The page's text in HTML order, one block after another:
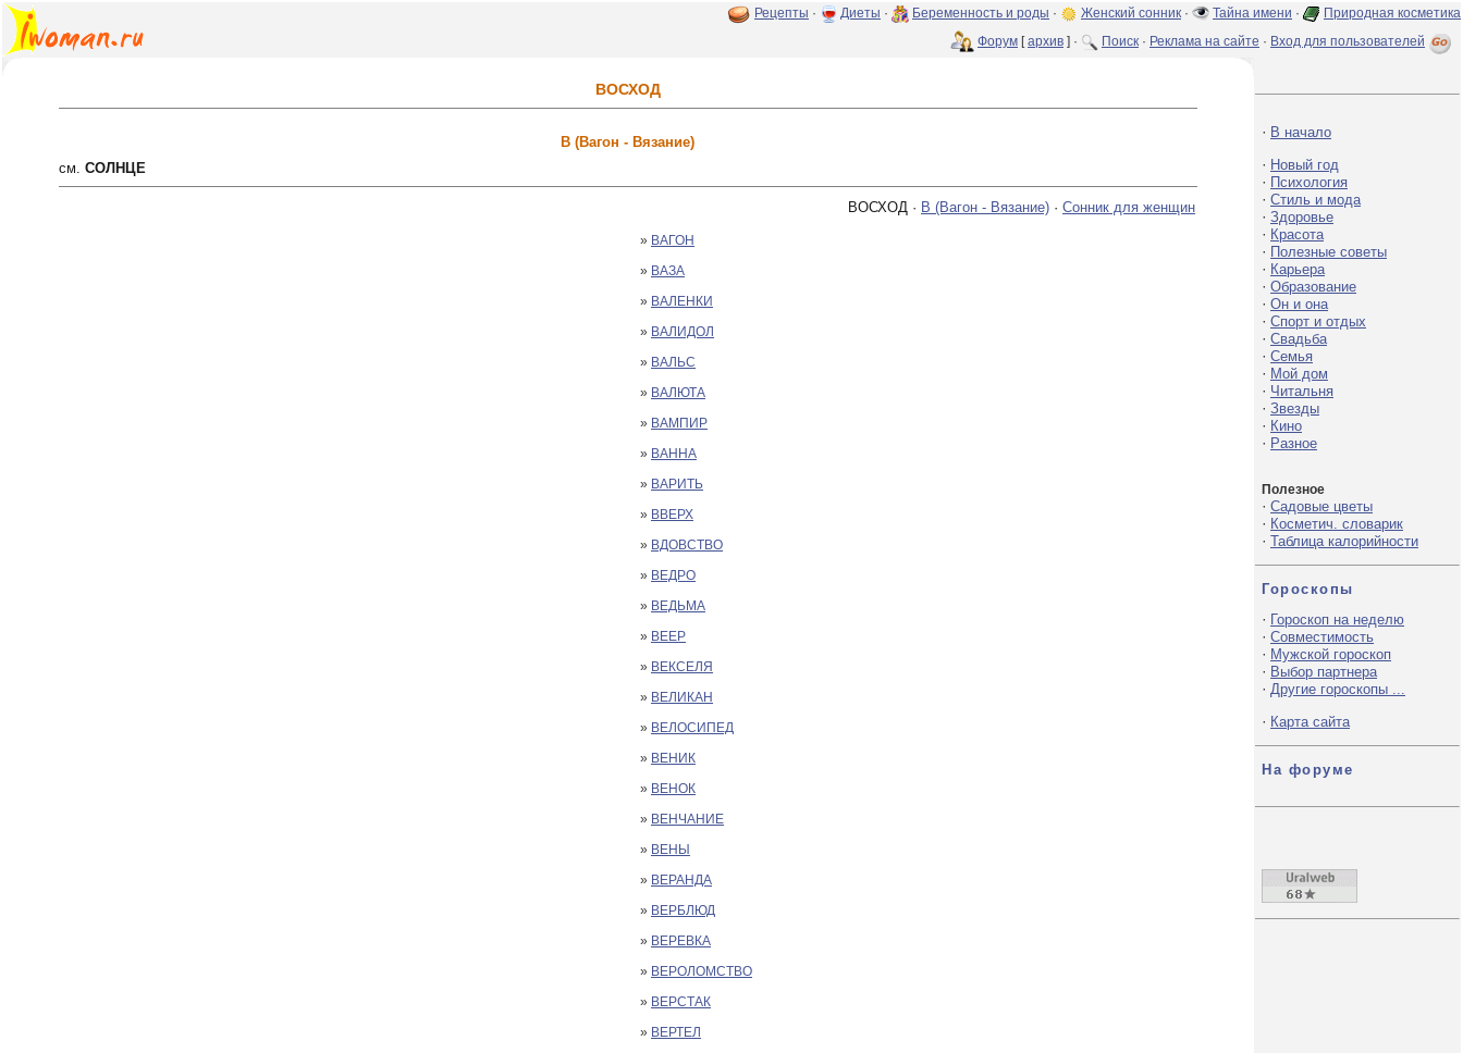
Рецепты · Диеты · Беременность и роды · Женский сонник · Тайна имени ·
Природная косметика
Форум [архив ] · Поиск · Реклама на сайте · Вход для пользователей
ВОСХОД
В (Вагон - Вязание)
см. СОЛНЦЕ
ВОСХОД · В (Вагон - Вязание) · Сонник для женщин
» ВАГОН
» ВАЗА
» ВАЛЕНКИ
» ВАЛИДОЛ
» ВАЛЬС
» ВАЛЮТА
» ВАМПИР
» ВАННА
» ВАРИТЬ
» ВВЕРХ
» ВДОВСТВО
» ВЕДРО
» ВЕДЬМА
» ВЕЕР
» ВЕКСЕЛЯ
» ВЕЛИКАН
» ВЕЛОСИПЕД
» ВЕНИК
» ВЕНОК
» ВЕНЧАНИЕ
» ВЕНЫ
» ВЕРАНДА
» ВЕРБЛЮД
» ВЕРЕВКА
» ВЕРОЛОМСТВО
» ВЕРСТАК
» ВЕРТЕЛ
· В начало
· Новый год
· Психология
· Стиль и мода
· Здоровье
· Красота
· Полезные советы
· Карьера
· Образование
· Он и она
· Спорт и отдых
· Свадьба
· Семья
· Мой дом
· Читальня
· Звезды
· Кино
· Разное
Полезное
· Садовые цветы
· Косметич. словарик
· Таблица калорийности
Гороскопы
· Гороскоп на неделю
· Совместимость
· Мужской гороскоп
· Выбор партнера
· Другие гороскопы ...
· Карта сайта
На форуме